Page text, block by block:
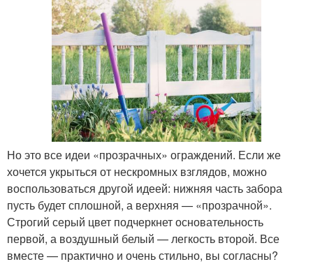
Но это все идеи «прозрачных» ограждений. Если же
хочется укрыться от нескромных взглядов, можно
воспользоваться другой идеей: нижняя часть забора
пусть будет сплошной, а верхняя — «прозрачной».
Строгий серый цвет подчеркнет основательность
первой, а воздушный белый — легкость второй. Все
вместе — практично и очень стильно, вы согласны?